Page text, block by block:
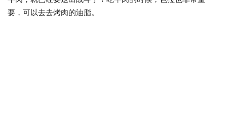
要，可以去去烤肉的油脂。